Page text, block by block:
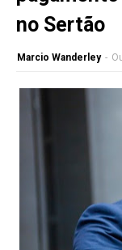
no Sertão
Marcio Wanderley -